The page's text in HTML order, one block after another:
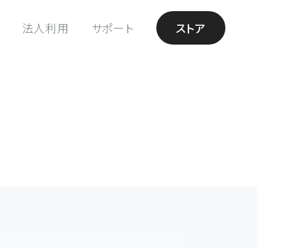
法人利用 サポート ストア